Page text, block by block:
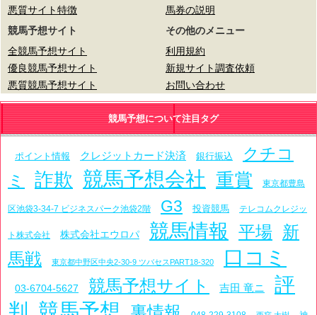
悪質サイト特徴
馬券の説明
競馬予想サイト
全競馬予想サイト
優良競馬予想サイト
悪質競馬予想サイト
その他のメニュー
利用規約
新規サイト調査依頼
お問い合わせ
競馬予想について注目タグ
ポイント情報 クレジットカード決済 銀行振込
クチコ
ミ
詐欺 競馬予想会社 重賞 東京都豊島
区池袋3-34-7 ビジネスパーク池袋2階 G3 投資競馬 テレコムクレジッ
ト株式会社 株式会社エウロパ 競馬情報 平場 新
馬戦
東京都中野区中央2-30-9 ツバセスPART18-320 口コミ
03-6704-5627 競馬予想サイト 吉田 竜ニ
評